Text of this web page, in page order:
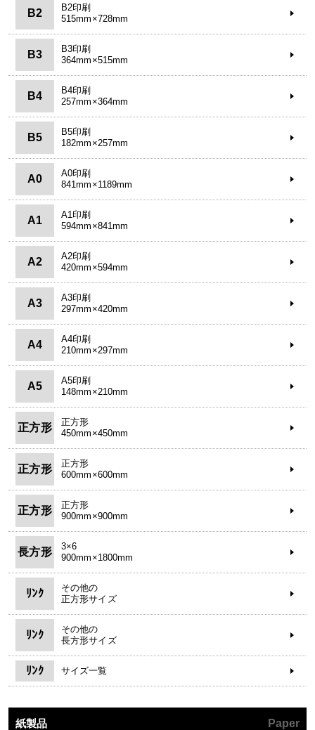
B2
B2印刷
515mm×728mm
B3
B3印刷
364mm×515mm
B4
B4印刷
257mm×364mm
B5
B5印刷
182mm×257mm
A0
A0印刷
841mm×1189mm
A1
A1印刷
594mm×841mm
A2
A2印刷
420mm×594mm
A3
A3印刷
297mm×420mm
A4
A4印刷
210mm×297mm
A5
A5印刷
148mm×210mm
正方形
正方形
450mm×450mm
正方形
正方形
600mm×600mm
正方形
正方形
900mm×900mm
長方形
3×6
900mm×1800mm
ﾘﾝｸ
その他の
正方形サイズ
ﾘﾝｸ
その他の
長方形サイズ
ﾘﾝｸ サイズ一覧
紙製品 Paper